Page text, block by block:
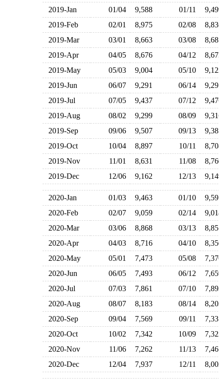
2019-Jan 01/04 9,588 01/11
2019-Feb
02/01 8,975 02/08
2019-Mar
03/01 8,663 03/08
2019-Apr
04/05 8,676 04/12
2019-May
05/03 9,004 05/10
2019-Jun
06/07 9,291 06/14
2019-Jul
07/05 9,437 07/12
2019-Aug
08/02 9,299 08/09
2019-Sep
09/06 9,507 09/13
2019-Oct
10/04 8,897 10/11
2019-Nov
11/01 8,631 11/08
2019-Dec
12/06 9,162 12/13
2020-Jan 01/03 9,463 01/10
2020-Feb
02/07 9,059 02/14
2020-Mar
03/06 8,868 03/13
2020-Apr
04/03 8,716 04/10
2020-May
05/01 7,473 05/08
2020-Jun
06/05 7,493 06/12
2020-Jul
07/03 7,861 07/10
2020-Aug
08/07 8,183 08/14
2020-Sep
09/04 7,569 09/11
2020-Oct
10/02 7,342 10/09
2020-Nov
11/06 7,262 11/13
2020-Dec
12/04 7,937 12/11